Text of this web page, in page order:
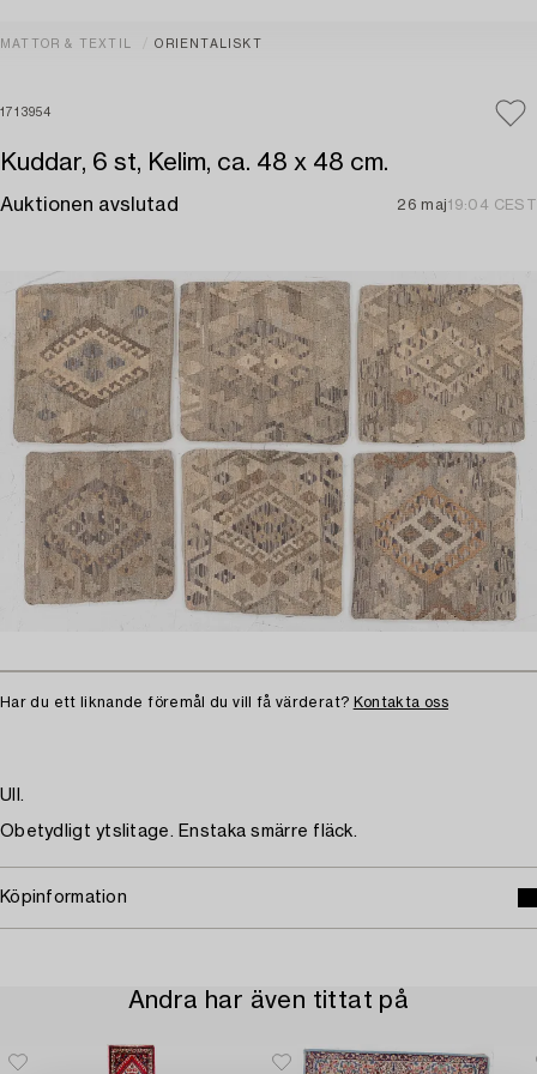
MATTOR & TEXTIL ORIENTALISKT
1713954
Kuddar, 6 st, Kelim, ca. 48 x 48 cm.
Auktionen avslutad 26 maj19:04 CEST
Har du ett liknande föremål du vill få värderat? Kontakta oss
Ull.
Obetydligt ytslitage. Enstaka smärre fläck.
Köpinformation
Andra har även tittat på